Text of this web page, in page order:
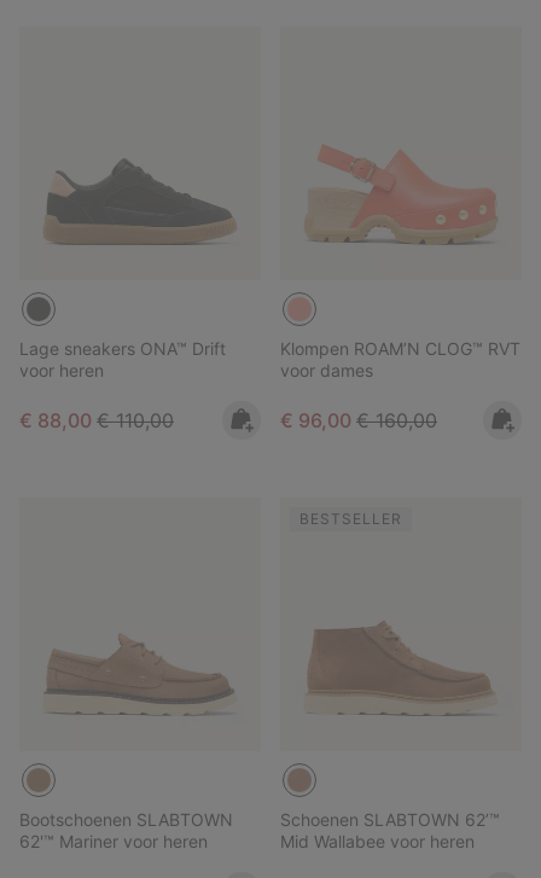
Lage sneakers ONA™ Drift
voor heren
Sale price:
€ 88,00 Regular price:
€ 110,00
Klompen ROAM’N CLOG™ RVT
voor dames
Sale price:
€ 96,00 Regular price:
€ 160,00
Bootschoenen SLABTOWN
62'™ Mariner voor heren
BESTSELLER
Schoenen SLABTOWN 62’™
Mid Wallabee voor heren